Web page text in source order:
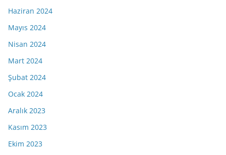
Haziran 2024
Mayıs 2024
Nisan 2024
Mart 2024
Şubat 2024
Ocak 2024
Aralık 2023
Kasım 2023
Ekim 2023